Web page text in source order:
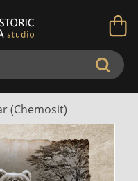
(Chemosit)